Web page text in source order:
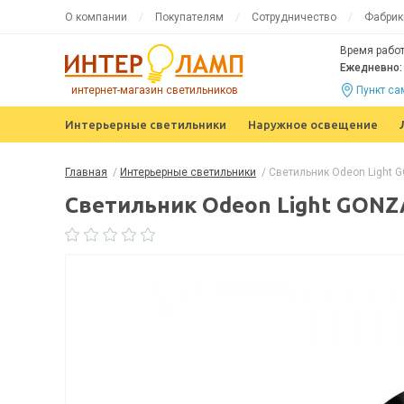
О компании Покупателям Сотрудничество
интернет-магазин светильников
Время
Пункт
Интерьерные светильники Наружное освещение
Главная / Интерьерные светильники / Светильник Odeon Light
Светильник Odeon Light